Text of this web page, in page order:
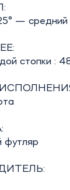
— средний
стопки :
футляр